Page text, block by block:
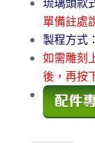
單備註處
製程方式
如需雕刻
後，再按